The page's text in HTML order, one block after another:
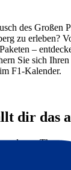
des Großen
zu erleben?
–
Sie sich
F1-Kalender.
dir das
zum Thema